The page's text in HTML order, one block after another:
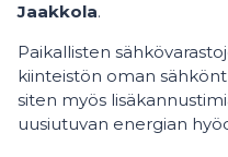
Jaakkola.
Paikallisten
kiinteistön oman
siten myös
uusiutuvan energian